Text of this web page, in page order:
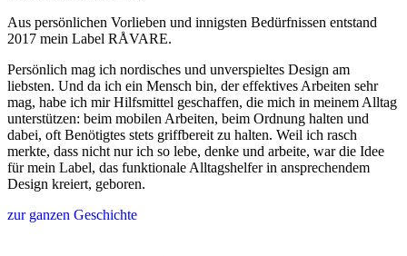
Aus persönlichen Vorlieben und innigsten Bedürfnissen entstand
2017 mein Label RÅVARE.
Persönlich mag ich nordisches und unverspieltes Design am
liebsten. Und da ich ein Mensch bin, der effektives Arbeiten sehr
mag, habe ich mir Hilfsmittel geschaffen, die mich in meinem Alltag
unterstützen: beim mobilen Arbeiten, beim Ordnung halten und
dabei, oft Benötigtes stets griffbereit zu halten. Weil ich rasch
merkte, dass nicht nur ich so lebe, denke und arbeite, war die Idee
für mein Label, das funktionale Alltagshelfer in ansprechendem
Design kreiert, geboren.
zur ganzen Geschichte